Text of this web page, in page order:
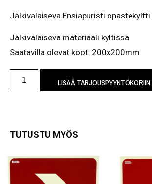
Jälkivalaiseva Ensiapuristi opastekyltti.
Jälkivalaiseva materiaali kyltissä
Saatavilla olevat koot: 200x200mm
LISÄÄ TARJOUSPYYNTÖKORIIN
TUTUSTU MYÖS